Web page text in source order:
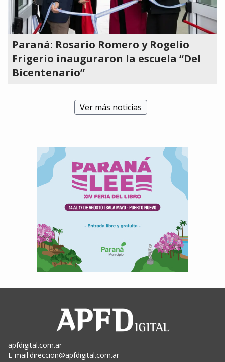
Paraná: Rosario Romero y Rogelio
Frigerio inauguraron la escuela “Del
Bicentenario”
Ver más noticias
apfdigital.com.ar
E-mail:direccion@apfdigital.com.ar